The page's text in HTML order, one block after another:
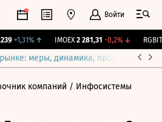
Войти
+1,31% ↑ IMOEX 2 281,31 -0,2%↓ RGBITR
меры, динамика, прогнозы
компаний / Инфосистемы